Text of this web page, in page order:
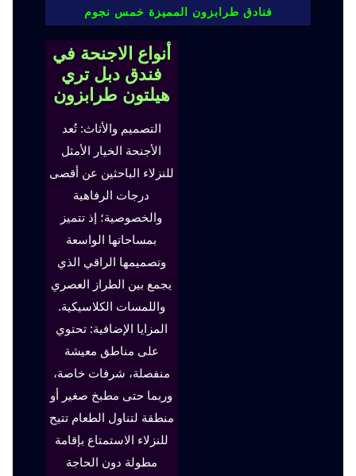
فنادق طرابزون المميزة خمس نجوم
أنواع الاجنحة في
فندق دبل تري
هيلتون طرابزون
التصميم والأثاث: تُعد
الأجنحة الخيار الأمثل
للنزلاء الباحثين عن أقصى
درجات الرفاهية
والخصوصية؛ إذ تتميز
بمساحاتها الواسعة
وتصميمها الراقي الذي
يجمع بين الطراز العصري
واللمسات الكلاسيكية.
المزايا الإضافية: تحتوي
على مناطق معيشة
منفصلة، شرفات خاصة،
وربما حتى مطبخ صغير أو
منطقة لتناول الطعام تتيح
للنزلاء الاستمتاع بإقامة
مطولة دون الحاجة